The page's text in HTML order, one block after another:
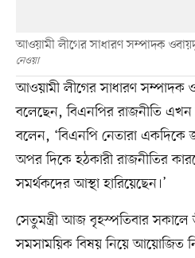
আওয়ামী লীগের সাধারণ সম্পাদক
নেওয়া
আওয়ামী লীগের সাধারণ সম্পাদক
বলেছেন, বিএনপির রাজনীতি এখন
বলেন, ‘বিএনপি নেতারা
অপর দিকে হঠকারী রাজনীতির
সমর্থকদের আস্থা হারিয়েছেন।’
সেতুমন্ত্রী আজ বৃহস্পতিবার সকালে
সমসাময়িক বিষয় নিয়ে আয়োজিত